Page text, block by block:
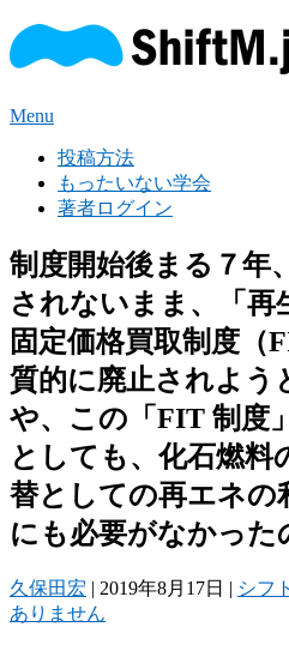
Menu
投稿方法
もったいない学会
著者ログイン
制度開始後まる７年
されないまま、「再
固定価格買取制度（
質的に廃止されよう
や、この「FIT 制度
としても、化石燃料
替としての再エネの
にも必要がなかった
久保田宏 | 2019年8月17日 | シフ
ありません